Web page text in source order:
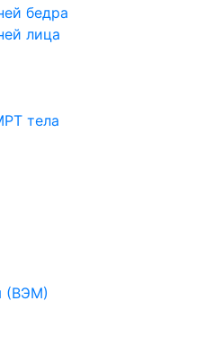
бедра
лица
тела
(ВЭМ)